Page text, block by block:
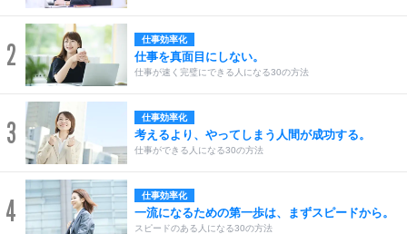
2 仕事効率化
仕事を真面目にしない。
仕事が速く完璧にできる人になる30の方法
3 仕事効率化
考えるより、やってしまう人間が成功する。
仕事ができる人になる30の方法
4 仕事効率化
一流になるための第一歩は、まずスピードから。
スピードのある人になる30の方法